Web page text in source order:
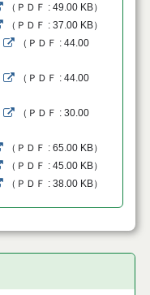
（ ＰＤＦ 49.00 KB）
（ ＰＤＦ 37.00 KB）
（ ＰＤＦ
44.00
（ ＰＤＦ
44.00
（ ＰＤＦ
30.00
（ ＰＤＦ 65.00 KB）
（ ＰＤＦ 45.00 KB）
（ ＰＤＦ 38.00 KB）